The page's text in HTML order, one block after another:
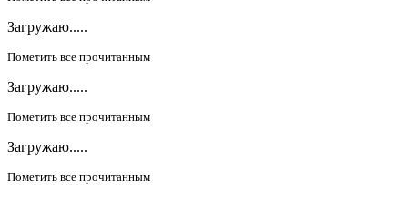
Загружаю.....
Пометить все прочитанным
Загружаю.....
Пометить все прочитанным
Загружаю.....
Пометить все прочитанным